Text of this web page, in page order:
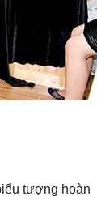
tượng hoàn